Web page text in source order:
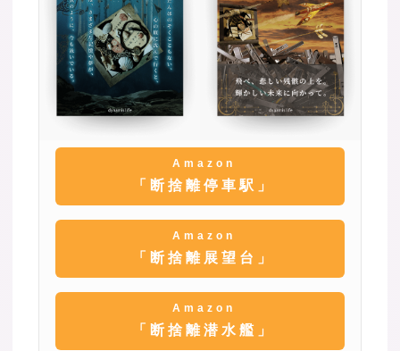
Amazon
「断捨離停車駅」
Amazon
「断捨離展望台」
Amazon
「断捨離潜水艦」